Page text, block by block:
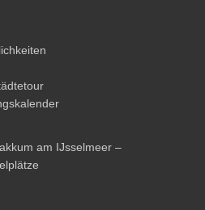
am IJsselmeer –